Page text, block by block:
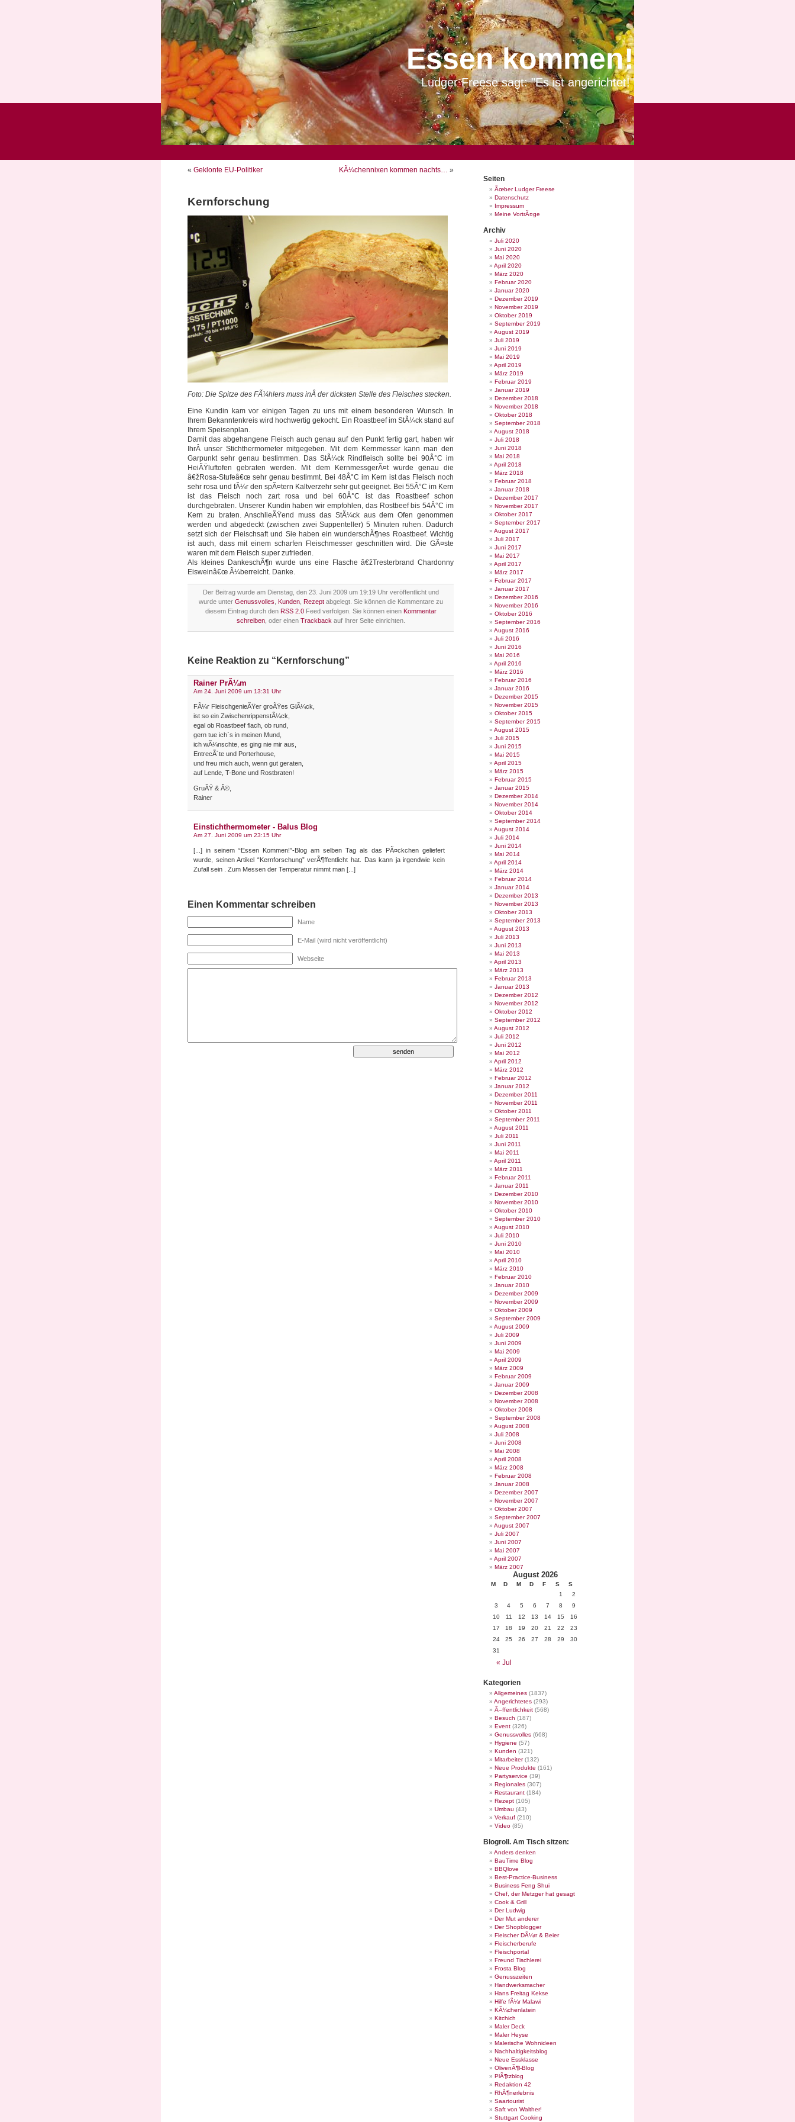
Essen kommen!
Ludger Freese sagt: "Es ist angerichtet!"
« Geklonte EU-Politiker KÃ¼chennixen kommen nachts… »
Kernforschung
Foto: Die Spitze des FÃ¼hlers muss inÂ der dicksten Stelle des Fleisches stecken.
Eine Kundin kam vor einigen Tagen zu uns mit einem besonderen Wunsch. In
Ihrem Bekanntenkreis wird hochwertig gekocht. Ein Roastbeef im StÃ¼ck stand auf
Ihrem Speisenplan.
Damit das abgehangene Fleisch auch genau auf den Punkt fertig gart, haben wir
IhrÂ unser Stichthermometer mitgegeben. Mit dem Kernmesser kann man den
Garpunkt sehr genau bestimmen. Das StÃ¼ck Rindfleisch sollte bei 90Â°C im
HeiÃŸluftofen gebraten werden. Mit dem KernmessgerÃ¤t wurde genau die
â€žRosa-Stufeâ€œ sehr genau bestimmt. Bei 48Â°C im Kern ist das Fleisch noch
sehr rosa und fÃ¼r den spÃ¤tern Kaltverzehr sehr gut geeignet. Bei 55Â°C im Kern
ist das Fleisch noch zart rosa und bei 60Â°C ist das Roastbeef schon
durchgebraten. Unserer Kundin haben wir empfohlen, das Rostbeef bis 54Â°C im
Kern zu braten. AnschlieÃŸend muss das StÃ¼ck aus dem Ofen genommen
werden und abgedeckt (zwischen zwei Suppenteller) 5 Minuten ruhen. Dadurch
setzt sich der Fleischsaft und Sie haben ein wunderschÃ¶nes Roastbeef. Wichtig
ist auch, dass mit einem scharfen Fleischmesser geschnitten wird. Die GÃ¤ste
waren mit dem Fleisch super zufrieden.
Als kleines DankeschÃ¶n wurde uns eine Flasche â€žTresterbrand Chardonny
Eisweinâ€œ Ã¼berreicht. Danke.
Der Beitrag wurde am Dienstag, den 23. Juni 2009 um 19:19 Uhr veröffentlicht und
wurde unter Genussvolles Kunden, Rezeptabgelegt. Sie können die Kommentare zu
diesem Eintrag durch den RSS 2.0Feed verfolgen. Sie können einen Kommentar
schreiben, oder einen Trackback auf Ihrer Seite einrichten.
Keine Reaktion zu “Kernforschung”
Rainer PrÃ¼m
Am 24. Juni 2009 um 13:31 Uhr
FÃ¼r FleischgenieÃŸer groÃŸes GlÃ¼ck,
ist so ein ZwischenrippenstÃ¼ck,
egal ob Roastbeef flach, ob rund,
gern tue ich`s in meinen Mund,
ich wÃ¼nschte, es ging nie mir aus,
EntrecÃ´te und Porterhouse,
und freu mich auch, wenn gut geraten,
auf Lende, T-Bone und Rostbraten!
GruÃŸ & Â©,
Rainer
Einstichthermometer - Balus Blog
Am 27. Juni 2009 um 23:15 Uhr
[...] in seinem “Essen Kommen!”-Blog am selben Tag als das PÃ¤ckchen geliefert
wurde, seinen Artikel “Kernforschung” verÃ¶ffentlicht hat. Das kann ja irgendwie kein
Zufall sein . Zum Messen der Temperatur nimmt man [...]
Einen Kommentar schreiben
Name
E-Mail (wird nicht veröffentlicht)
Webseite
Seiten
Ãœber Ludger Freese
Datenschutz
Impressum
Meine VortrÃ¤ge
Archiv
Juli 2020
Juni 2020
Mai 2020
April 2020
März 2020
Februar 2020
Januar 2020
Dezember 2019
November 2019
Oktober 2019
September 2019
August 2019
Juli 2019
Juni 2019
Mai 2019
April 2019
März 2019
Februar 2019
Januar 2019
Dezember 2018
November 2018
Oktober 2018
September 2018
August 2018
Juli 2018
Juni 2018
Mai 2018
April 2018
März 2018
Februar 2018
Januar 2018
Dezember 2017
November 2017
Oktober 2017
September 2017
August 2017
Juli 2017
Juni 2017
Mai 2017
April 2017
März 2017
Februar 2017
Januar 2017
Dezember 2016
November 2016
Oktober 2016
September 2016
August 2016
Juli 2016
Juni 2016
Mai 2016
April 2016
März 2016
Februar 2016
Januar 2016
Dezember 2015
November 2015
Oktober 2015
September 2015
August 2015
Juli 2015
Juni 2015
Mai 2015
April 2015
März 2015
Februar 2015
Januar 2015
Dezember 2014
November 2014
Oktober 2014
September 2014
August 2014
Juli 2014
Juni 2014
Mai 2014
April 2014
März 2014
Februar 2014
Januar 2014
Dezember 2013
November 2013
Oktober 2013
September 2013
August 2013
Juli 2013
Juni 2013
Mai 2013
April 2013
März 2013
Februar 2013
Januar 2013
Dezember 2012
November 2012
Oktober 2012
September 2012
August 2012
Juli 2012
Juni 2012
Mai 2012
April 2012
März 2012
Februar 2012
Januar 2012
Dezember 2011
November 2011
Oktober 2011
September 2011
August 2011
Juli 2011
Juni 2011
Mai 2011
April 2011
März 2011
Februar 2011
Januar 2011
Dezember 2010
November 2010
Oktober 2010
September 2010
August 2010
Juli 2010
Juni 2010
Mai 2010
April 2010
März 2010
Februar 2010
Januar 2010
Dezember 2009
November 2009
Oktober 2009
September 2009
August 2009
Juli 2009
Juni 2009
Mai 2009
April 2009
März 2009
Februar 2009
Januar 2009
Dezember 2008
November 2008
Oktober 2008
September 2008
August 2008
Juli 2008
Juni 2008
Mai 2008
April 2008
März 2008
Februar 2008
Januar 2008
Dezember 2007
November 2007
Oktober 2007
September 2007
August 2007
Juli 2007
Juni 2007
Mai 2007
April 2007
März 2007
August 2026
M D M D F S S
« Jul
1
2
3
4 5 6 7 8
9
10
11 12 13 14 15
16
17
18 19 20 21 22
23
24
25 26 27 28 29
30
31
Kategorien
Allgemeines (1837)
Angerichtetes (293)
Ã–ffentlichkeit (568)
Besuch (187)
Event (326)
Genussvolles (668)
Hygiene (57)
Kunden (321)
Mitarbeiter(132)
Neue Produkte (161)
Partyservice (39)
Regionales (307)
Restaurant (184)
Rezept (105)
Umbau (43)
Verkauf (210)
Video (85)
Blogroll. Am Tisch sitzen:
Anders denken
BauTime Blog
BBQlove
Best-Practice-Business
Business Feng Shui
Chef, der Metzger hat gesagt
Cook & Grill
Der Ludwig
Der Mut anderer
Der Shopblogger
Fleischer DÃ¼rr & Beier
Fleischerberufe
Fleischportal
Freund Tischlerei
Frosta Blog
Genusszeiten
Handwerksmacher
Hans Freitag Kekse
Hilfe fÃ¼r Malawi
KÃ¼chenlatein
Kitchich
Maler Deck
Maler Heyse
Malerische Wohnideen
Nachhaltigkeitsblog
Neue Essklasse
OlivenÃ¶l-Blog
PlÃ¶tzblog
Redaktion 42
RhÃ¶nerlebnis
Saartourist
Saft von Walther!
Stuttgart Cooking